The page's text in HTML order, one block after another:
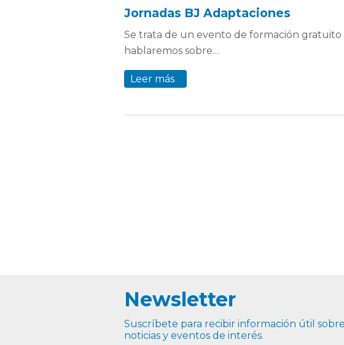
Jornadas BJ Adaptaciones
Se trata de un evento de formación
hablaremos sobre…
Leer más
Newsletter
Suscríbete para recibir información útil
noticias y eventos de interés.